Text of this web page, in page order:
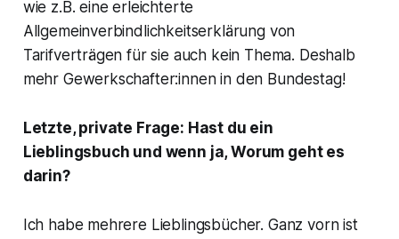
wie z.B. eine erleichterte
Allgemeinverbindlichkeitserklärung von
Tarifverträgen für sie auch kein Thema. Deshalb
mehr Gewerkschafter:innen in den Bundestag!
Letzte, private Frage: Hast du ein
Lieblingsbuch und wenn ja, Worum geht es
darin?
Ich habe mehrere Lieblingsbücher. Ganz vorn ist